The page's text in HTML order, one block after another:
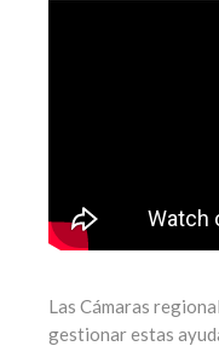
Las Cámaras
gestionar estas